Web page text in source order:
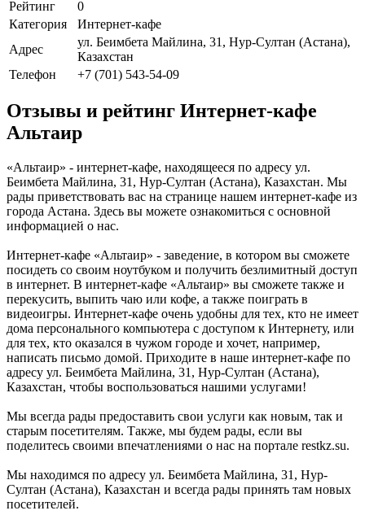
Рейтинг
0
Категория
Интернет-кафе
Адрес
ул. Беимбета Майлина, 31, Нур-Султан (Астана),
Казахстан
Телефон
+7 (701) 543-54-09
Отзывы и рейтинг Интернет-кафе
Альтаир
«Альтаир» - интернет-кафе, находящееся по адресу ул.
Беимбета Майлина, 31, Нур-Султан (Астана), Казахстан. Мы
рады приветствовать вас на странице нашем интернет-кафе из
города Астана. Здесь вы можете ознакомиться с основной
информацией о нас.
Интернет-кафе «Альтаир» - заведение, в котором вы сможете
посидеть со своим ноутбуком и получить безлимитный доступ
в интернет. В интернет-кафе «Альтаир» вы сможете также и
перекусить, выпить чаю или кофе, а также поиграть в
видеоигры. Интернет-кафе очень удобны для тех, кто не имеет
дома персонального компьютера с доступом к Интернету, или
для тех, кто оказался в чужом городе и хочет, например,
написать письмо домой. Приходите в наше интернет-кафе по
адресу ул. Беимбета Майлина, 31, Нур-Султан (Астана),
Казахстан, чтобы воспользоваться нашими услугами!
Мы всегда рады предоставить свои услуги как новым, так и
старым посетителям. Также, мы будем рады, если вы
поделитесь своими впечатлениями о нас на портале restkz.su.
Мы находимся по адресу ул. Беимбета Майлина, 31, Нур-
Султан (Астана), Казахстан и всегда рады принять там новых
посетителей.